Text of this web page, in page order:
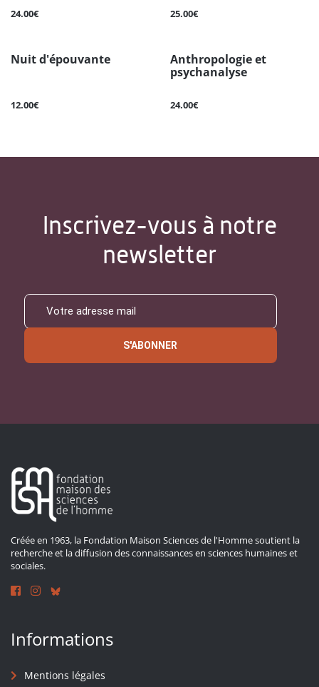
24.00€ 25.00€
Nuit d'épouvante
12.00€
Anthropologie et
psychanalyse
24.00€
Inscrivez-vous à notre
newsletter
S'ABONNER
Créée en 1963, la Fondation Maison Sciences de l'Homme soutient la
recherche et la diffusion des connaissances en sciences humaines et
sociales.
Informations
Mentions légales